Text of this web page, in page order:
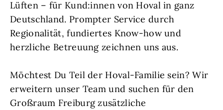
Lüften – für Kund:innen von Hoval in ganz
Deutschland. Prompter Service durch
Regionalität, fundiertes Know-how und
herzliche Betreuung zeichnen uns aus.
Möchtest Du Teil der Hoval-Familie sein? Wir
erweitern unser Team und suchen für den
Großraum Freiburg zusätzliche